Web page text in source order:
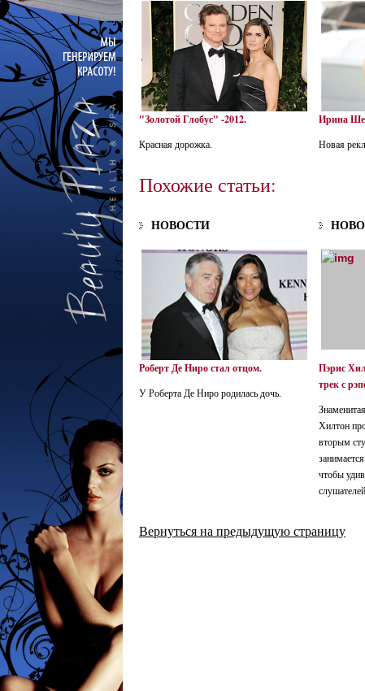
"Золотой Глобус" -2012.
Красная дорожка.
Ирина
Новая
Похожие статьи:
НОВОСТИ
Роберт Де Ниро стал отцом.
У Роберта Де Ниро родилась дочь.
Пэрис
трек с
Хилтон
вторым
чтобы
Вернуться на предыдущую страницу